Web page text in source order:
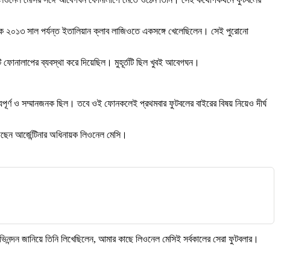
২০১৩ সাল পর্যন্ত ইতালিয়ান ক্লাব লাজিওতে একসঙ্গে খেলেছিলেন। সেই পুরোনো
ব্যবস্থা করে দিয়েছিল। মুহূর্তটি ছিল খুবই আবেগঘন।
ও সম্মানজনক ছিল। তবে ওই ফোনকলেই প্রথমবার ফুটবলের বাইরের বিষয় নিয়েও দীর্ঘ
আর্জেন্টিনার অধিনায়ক লিওনেল মেসি।
জানিয়ে তিনি লিখেছিলেন, আমার কাছে লিওনেল মেসিই সর্বকালের সেরা ফুটবলার।